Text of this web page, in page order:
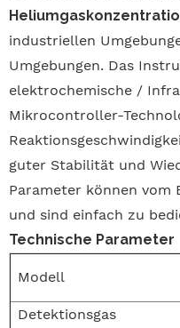
industriellen
Umgebungen. Das
elektrochemische /
Mikrocontroller-
guter Stabilität und
Parameter können vom
und sind einfach zu
Technische Parameter
Modell
Detektionsgas